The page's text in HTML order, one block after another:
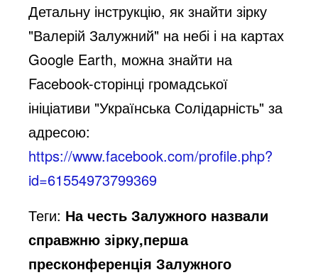
Детальну інструкцію, як знайти зірку
"Валерій Залужний" на небі і на картах
Google Earth, можна знайти на
Facebook-сторінці громадської
ініціативи "Українська Солідарність" за
адресою:
https://www.facebook.com/profile.php?
id=61554973799369
Теги: На честь Залужного назвали
справжню зірку,перша
пресконференція Залужного